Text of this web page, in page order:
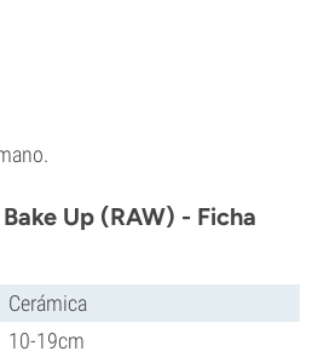
Up (RAW) - Ficha
Cerámica
10-19cm